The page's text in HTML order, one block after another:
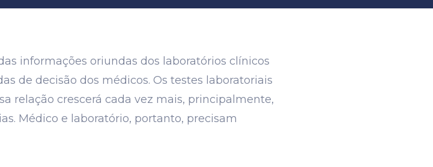
informações oriundas dos laboratórios clínicos
de decisão dos médicos. Os testes laboratoriais
relação crescerá cada vez mais, principalmente,
Médico e laboratório, portanto, precisam